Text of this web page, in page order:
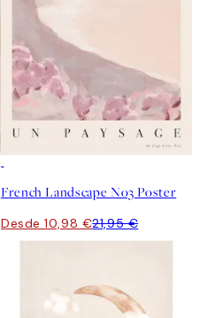
French Landscape No3 Poster
Desde 10,98 €21,95 €